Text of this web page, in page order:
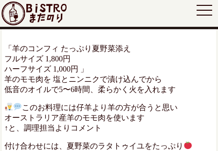
「羊のコンフィ たっぷり夏野菜添え
フルサイズ 1,800円
ハーフサイズ 1,000円 」
羊のモモ肉を 塩とニンニクで漬け込んでから
低音のオイルで5〜6時間、柔らかく火を入れます
このお料理には仔羊より羊の方が合うと思い
オーストラリア産羊のモモ肉を使います
↑と、調理担当よりコメント
付け合わせには、夏野菜のラタトゥイユをたっぷり